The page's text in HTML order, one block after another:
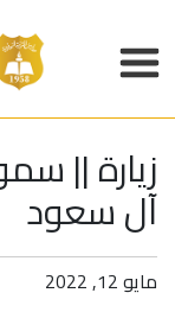
زيارة ||
آل سعود
مايو 12, 2022